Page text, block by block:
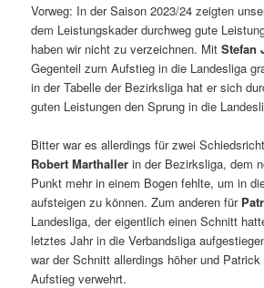
Vorweg: In der Saison 2023/24 zeigten
dem Leistungskader durchweg gute
haben wir nicht zu verzeichnen. MitStefan
Gegenteil zum Aufstieg in die Landesliga
in der Tabelle der Bezirksliga hat er sich
guten Leistungen den Sprung in die
Bitter war es allerdings für zwei
Robert Marthaller in der Bezirksliga, dem
Punkt mehr in einem Bogen fehlte, um in
aufsteigen zu können. Zum anderen für
Landesliga, der eigentlich einen Schnitt
letztes Jahr in die Verbandsliga
war der Schnitt allerdings höher und
Aufstieg verwehrt.